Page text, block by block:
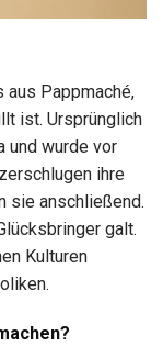
aus Pappmaché,
ist. Ursprünglich
und wurde vor
ihre
sie anschließend.
galt.
Kulturen